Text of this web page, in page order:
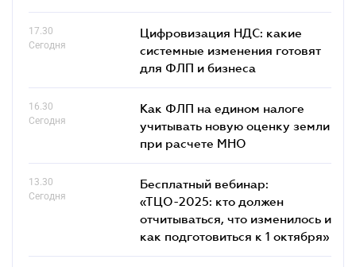
17.30
Сегодня
Цифровизация НДС: какие
системные изменения готовят
для ФЛП и бизнеса
16.30
Сегодня
Как ФЛП на едином налоге
учитывать новую оценку земли
при расчете МНО
13.30
Сегодня
Бесплатный вебинар:
«ТЦО-2025: кто должен
отчитываться, что изменилось и
как подготовиться к 1 октября»